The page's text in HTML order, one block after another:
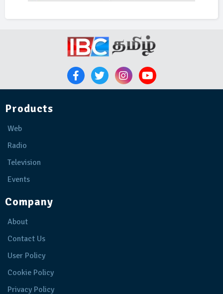
Products
Web
Radio
Television
Events
Company
About
Contact Us
User Policy
Cookie Policy
Privacy Policy